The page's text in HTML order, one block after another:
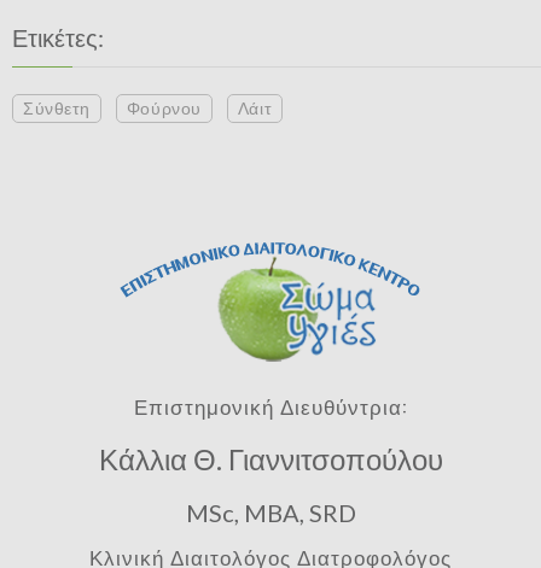
Ετικέτες:
Σύνθετη Φούρνου Λάιτ
Επιστημονική Διευθύντρια:
Κάλλια Θ. Γιαννιτσοπούλου
MSc, MBA, SRD
Κλινική Διαιτολόγος Διατροφολόγος